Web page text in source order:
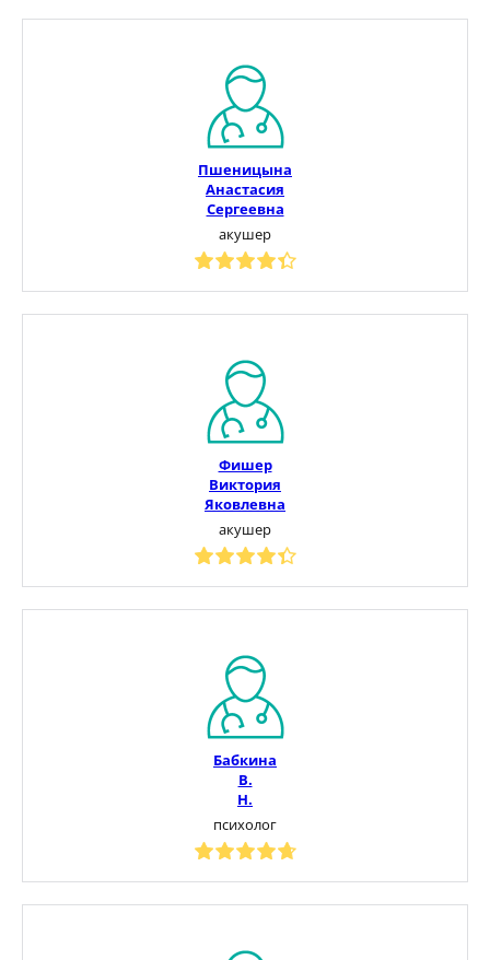
Пшеницына
Анастасия
Сергеевна
акушер
Фишер
Виктория
Яковлевна
акушер
Бабкина
В.
Н.
психолог